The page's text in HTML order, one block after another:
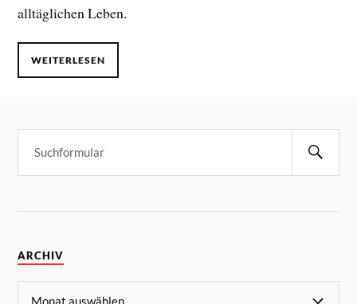
alltäglichen Leben.
WEITERLESEN
ARCHIV